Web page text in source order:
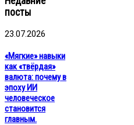
и
его
бизнес-
применение»
посты
23.07.2026
«Мягкие» навыки
как «твёрдая»
валюта: почему в
эпоху ИИ
человеческое
становится
главным.